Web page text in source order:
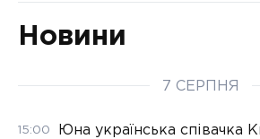
Новини
7 СЕРПНЯ
15:00
Юна українська співачка